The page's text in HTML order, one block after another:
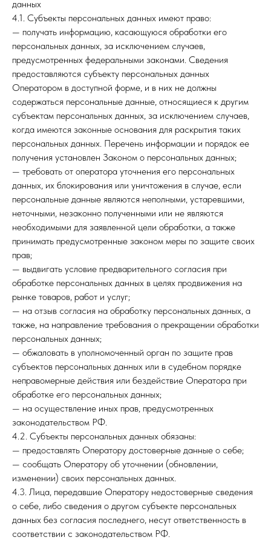
данных
4.1. Субъекты персональных данных имеют право:
— получать информацию, касающуюся обработки его
персональных данных, за исключением случаев,
предусмотренных федеральными законами. Сведения
предоставляются субъекту персональных данных
Оператором в доступной форме, и в них не должны
содержаться персональные данные, относящиеся к другим
субъектам персональных данных, за исключением случаев,
когда имеются законные основания для раскрытия таких
персональных данных. Перечень информации и порядок ее
получения установлен Законом о персональных данных;
— требовать от оператора уточнения его персональных
данных, их блокирования или уничтожения в случае, если
персональные данные являются неполными, устаревшими,
неточными, незаконно полученными или не являются
необходимыми для заявленной цели обработки, а также
принимать предусмотренные законом меры по защите своих
прав;
— выдвигать условие предварительного согласия при
обработке персональных данных в целях продвижения на
рынке товаров, работ и услуг;
— на отзыв согласия на обработку персональных данных, а
также, на направление требования о прекращении обработки
персональных данных;
— обжаловать в уполномоченный орган по защите прав
субъектов персональных данных или в судебном порядке
неправомерные действия или бездействие Оператора при
обработке его персональных данных;
— на осуществление иных прав, предусмотренных
законодательством РФ.
4.2. Субъекты персональных данных обязаны:
— предоставлять Оператору достоверные данные о себе;
— сообщать Оператору об уточнении (обновлении,
изменении) своих персональных данных.
4.3. Лица, передавшие Оператору недостоверные сведения
о себе, либо сведения о другом субъекте персональных
данных без согласия последнего, несут ответственность в
соответствии с законодательством РФ.